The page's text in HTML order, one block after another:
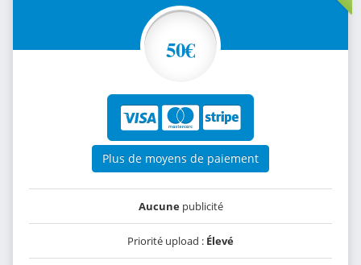
50€
Plus de moyens de paiement
Aucunepublicité
Priorité upload : Élevé